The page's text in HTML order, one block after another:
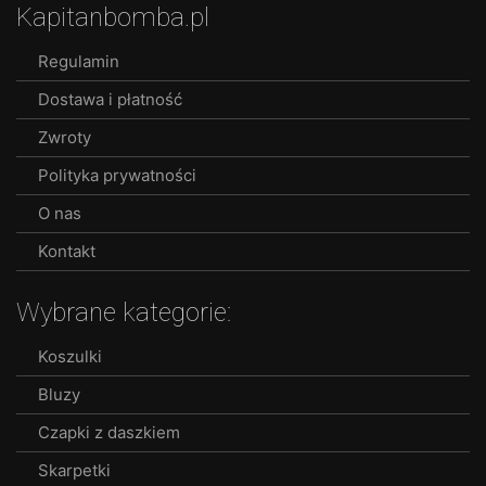
Kapitanbomba.pl
Regulamin
Dostawa i płatność
Zwroty
Polityka prywatności
O nas
Kontakt
Wybrane kategorie:
Koszulki
Bluzy
Czapki z daszkiem
Skarpetki